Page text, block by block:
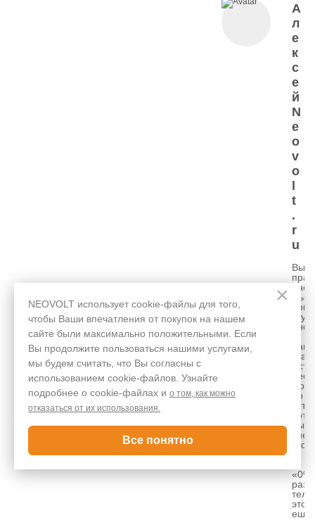
×
NEOVOLT использует cookie-файлы для того,
чтобы Ваши впечатления от покупок на нашем
сайте были максимально положительными. Если
Вы продолжите пользоваться нашими услугами,
мы будем считать, что Вы согласны с
использованием cookie-файлов. Узнайте
подробнее о cookie-файлах и о том, как можно
отказаться от их использования.
Все понятно
А
л
е
к
с
е
й
N
e
o
v
o
l
t
.
r
u
Вы
эту
Есть
по
бы
«0%
это
ещё